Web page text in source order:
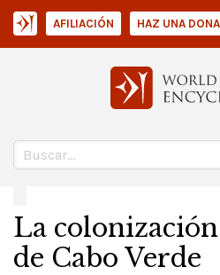
AFILIACIÓN HAZ UNA
La
de Cabo Verde